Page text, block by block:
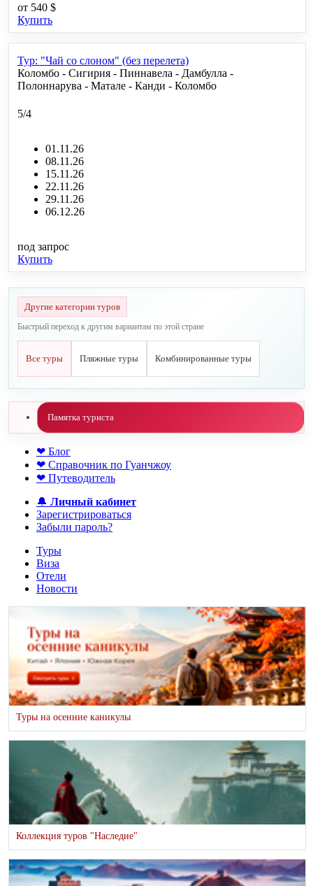
от 540 $
Купить
Тур: "Чай со слоном" (без перелета)
Коломбо - Сигирия - Пиннавела - Дамбулла -
Полоннарува - Матале - Канди - Коломбо
5/4
01.11.26
08.11.26
15.11.26
22.11.26
29.11.26
06.12.26
под запрос
Купить
Другие категории туров
Быстрый переход к другим вариантам по этой стране
Все туры Пляжные туры Комбинированные туры
Памятка туриста
❤ Блог
❤ Справочник по Гуанчжоу
❤ Путеводитель
🔔 Личный кабинет
Зарегистрироваться
Забыли пароль?
Туры
Виза
Отели
Новости
Туры на осенние каникулы
Коллекция туров "Наследие"